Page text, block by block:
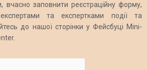
вчасно заповнити реєстраційну форму,
та експертками події та
до нашої сторінки у Фейсбуці Mini-